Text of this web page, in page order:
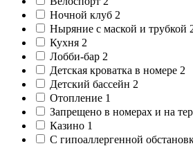
Ночной клуб 2
Ныряние с маской и трубкой
Кухня 2
Лобби-бар 2
Детская кроватка в номере 2
Детский бассейн 2
Отопление 1
Запрещено в номерах и на
Казино 1
C гипоаллергенной